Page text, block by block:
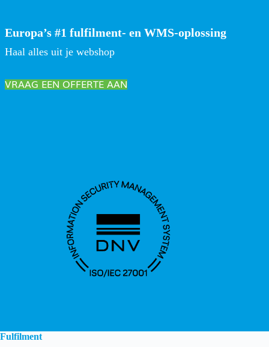
Europa’s #1 fulfilment- en WMS-oplossing
Haal alles uit je webshop
VRAAG EEN OFFERTE AAN
Fulfilment